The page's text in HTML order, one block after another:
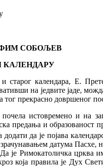
календара, Е.
на једвите јаде,
прекрасно довршеног
истовремено и на
предања и образованост
Додуше, та саборска одлука није сачувана, али се о њеној садржини говори у познатој посланици цара Константина Великог, коју је он упутио свим епископима који нису присуствовали I Васељенском Сабору у Никеји. Свим овим канонским одредбама Православне Цркве морамо додати и 7. правило II Васељенског Сабора и истоврсно по садржини 95. правило Трулског Сабора, којима се утврђује на који начин јеретике треба примати у Цркву. "Оне који се из јеретика присаједињују православљу и броју спасаваних, прима мо по установљеном редоследу и обичају: арија нце, македонијевце, новатијане, који за себе говоре да су ‘чисти’ и ‘најбољи’, четрнаестодневнике или тетрадите и аполинаријевце – када они дају писмено (документ о исповедању вере – прим. прев.) и прокуну сваку јерес која не учи онако како учи света Божја католичанска и апостолска Црква ;примамо их запечаћујући, то јест помазујући светим миром најпре чело, потом очи, ноздрве, уста и уши, и запечаћујући их, говоримо: ‘Печат дара Духа Светог’”. Као што видимо, овде се четрнаестодневници, т ј. они хришћани који су празновали Пасху 14. нисана истовремено са Јудејцима, директно називају јеретицима и стављају се у исту раван са аријанцима и другим великим јеретицима, због чега се и примају у крило Цркве, ако се покају, тако што бивају помазани светим миром. Ето чему води одступање од канонских правила о времену празнова ња свете Пасхе. На основу цитираних канонских одредаба Православне Цркве, јасно је да их ми морамо сачувати неизмењене. Зато 21. правило Гангрског Сабора гласи:”Нека буде очувано у Цркви све што јој је Светим Писмом и